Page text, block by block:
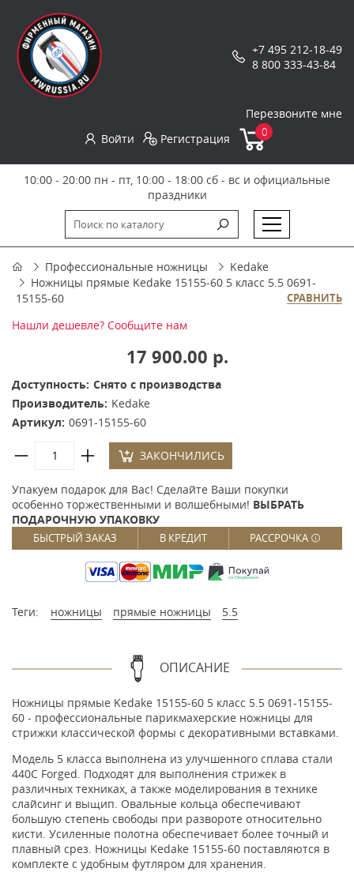
+7 495 212-18-49
8 800 333-43-84
Перезвоните мне
Войти
Регистрация 0
10:00 - 20:00 пн - пт, 10:00 - 18:00 сб - вс и официальные
праздники
Профессиональные ножницы
Kedake
Ножницы прямые Kedake 15155-60 5 класс 5.5 0691-
15155-60
СРАВНИТЬ
Нашли дешевле? Сообщите нам
17 900.00 р.
Доступность: Снято с производства
Производитель: Kedake
Артикул: 0691-15155-60
ЗАКОНЧИЛИСЬ
Упакуем подарок для Вас! Сделайте Ваши покупки
особенно торжественными и волшебными! ВЫБРАТЬ
ПОДАРОЧНУЮ УПАКОВКУ
БЫСТРЫЙ ЗАКАЗ В КРЕДИТ РАССРОЧКА
Теги: ножницы прямые ножницы 5.5
ОПИСАНИЕ
Ножницы прямые Kedake 15155-60 5 класс 5.5 0691-15155-
60 - профессиональные парикмахерские ножницы для
стрижки классической формы с декоративными вставками.
Модель 5 класса выполнена из улучшенного сплава стали
440С Forged. Подходят для выполнения стрижек в
различных техниках, а также моделирования в технике
слайсинг и выщип. Овальные кольца обеспечивают
большую степень свободы при развороте относительно
кисти. Усиленные полотна обеспечивает более точный и
плавный срез. Ножницы Kedake 15155-60 поставляются в
комплекте с удобным футляром для хранения.